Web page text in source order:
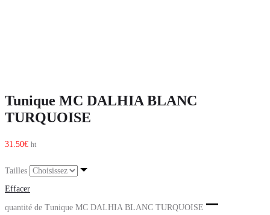
Tunique MC DALHIA BLANC
TURQUOISE
31.50€ ht
Tailles
Effacer
quantité de Tunique MC DALHIA BLANC TURQUOISE